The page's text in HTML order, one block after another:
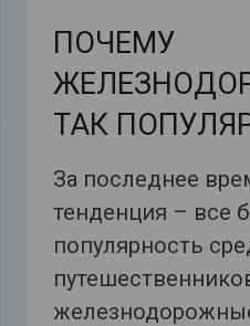
ПОЧЕМУ
ТАК
За последнее
тенденция – все
популярность